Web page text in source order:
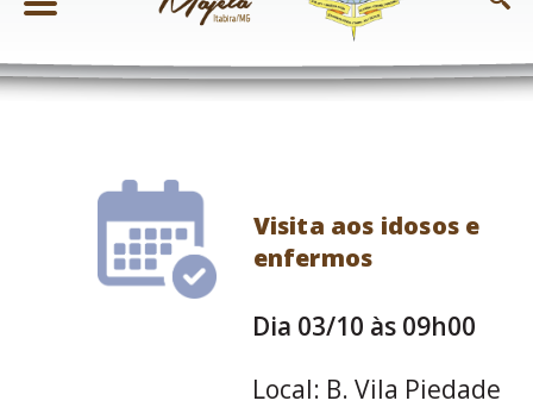
Visita aos idosos e
enfermos
Dia 03/10 às 09h00
Local: B. Vila Piedade